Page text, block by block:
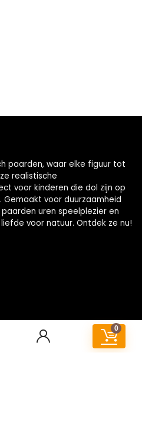
0
paarden, waar elke figuur tot
realistische
voor kinderen die dol zijn op
voor duurzaamheid
uren speelplezier en
voor natuur. Ontdek ze nu!